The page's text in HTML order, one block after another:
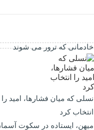
خادمانی که ترور می شوند
نسلی که میان فشارها، امید را
انتخاب کرد
میهن، ایستاده در سکوت